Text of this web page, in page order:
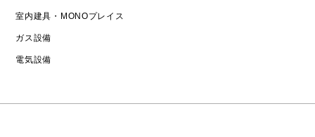
室内建具・MONOプレイス
ガス設備
電気設備